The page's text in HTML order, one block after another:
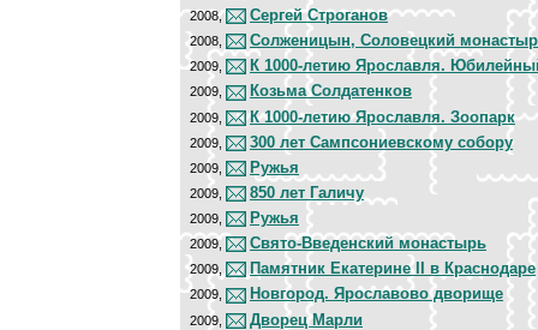
2008, Сергей Строганов
2008, Солженицын, Соловецкий
2009, К 1000-летию Ярославля.
2009, Козьма Солдатенков
2009, К 1000-летию Ярославля. Зоопарк
2009, 300 лет Сампсониевскому собору
2009, Ружья
2009, 850 лет Галичу
2009, Ружья
2009, Свято-Введенский монастырь
2009, Памятник Екатерине II в Краснодаре
2009, Новгород. Ярославово дворище
2009, Дворец Марли